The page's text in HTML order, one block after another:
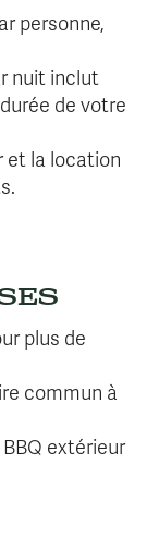
personne,
nuit inclut
de votre
et la location
plus de
commun à
extérieur